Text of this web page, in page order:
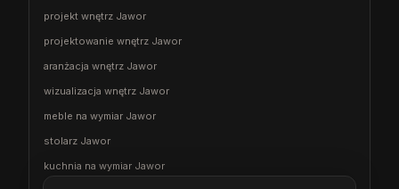
projekt wnętrz Jawor
projektowanie wnętrz Jawor
aranżacja wnętrz Jawor
wizualizacja wnętrz Jawor
meble na wymiar Jawor
stolarz Jawor
kuchnia na wymiar Jawor